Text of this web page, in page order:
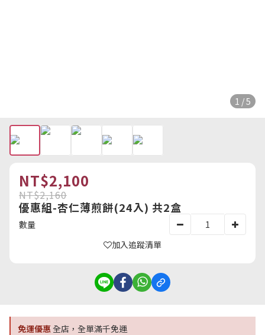
1 / 5
NT$2,100
NT$2,160
優惠組-杏仁薄煎餅(24入) 共2盒
數量
加入追蹤清單
免運優惠全店，全單滿千免運